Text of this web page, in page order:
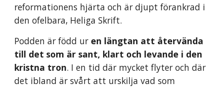
reformationens hjärta och är djupt förankrad i
den ofelbara, Heliga Skrift.
Podden är född ur en längtan att återvända
till det som är sant, klart och levande i den
kristna tron. I en tid där mycket flyter och där
det ibland är svårt att urskilja vad som